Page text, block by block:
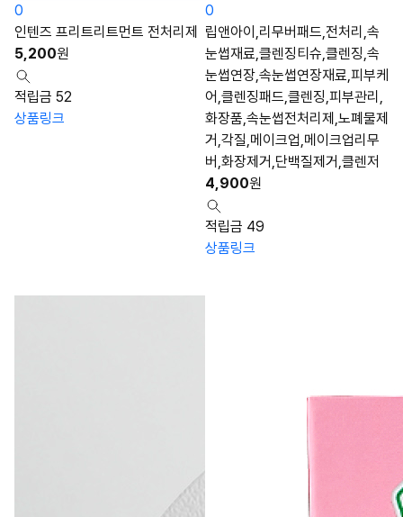
0
인텐즈 프리트리트먼트 전처리제
5,200원
적립금 52
상품링크
0
립앤아이,리무버패드,전처리,속
눈썹재료,클렌징티슈,클렌징,속
눈썹연장,속눈썹연장재료,피부케
어,클렌징패드,클렌징,피부관리,
화장품,속눈썹전처리제,노폐물제
거,각질,메이크업,메이크업리무
버,화장제거,단백질제거,클렌저
4,900원
적립금 49
상품링크